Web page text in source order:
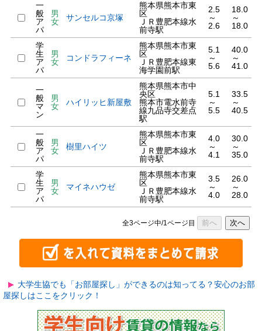
一
般
ア
パ
男
女
サンセルコ京塚
熊本県熊本市東
区
ＪＲ豊肥本線水
前寺駅
2.5
～
2.6
18.0
～
18.0
学
生
ア
パ
男
女
コンドラフィーネ
熊本県熊本市東
区
ＪＲ豊肥本線東
海学園前駅
5.1
～
5.6
40.0
～
41.0
一
般
マ
ン
男
女
ハイリッヒ新屋敷
熊本県熊本市中
央区
熊本市電水前寺
線九品寺交差点
駅
5.1
～
5.5
33.5
～
40.5
一
般
ア
パ
男
女
樹里ハイツ
熊本県熊本市東
区
ＪＲ豊肥本線水
前寺駅
4.0
～
4.1
30.0
～
35.0
学
生
ア
パ
男
女
マイネハウゼ
熊本県熊本市東
区
ＪＲ豊肥本線水
前寺駅
3.5
～
4.0
26.0
～
28.0
全3ページ中/1ページ目 前へ 次へ
大学生協でも「お部屋探し」ができるのは知ってる？安心のお部
屋探しはここをクリック！